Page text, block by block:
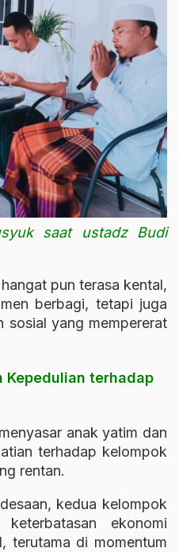
saat ustadz Budi
pun terasa kental,
berbagi, tetapi juga
sosial yang mempererat
Kepedulian terhadap
anak yatim dan
terhadap kelompok
rentan.
kedua kelompok
ekonomi
terutama di momentum